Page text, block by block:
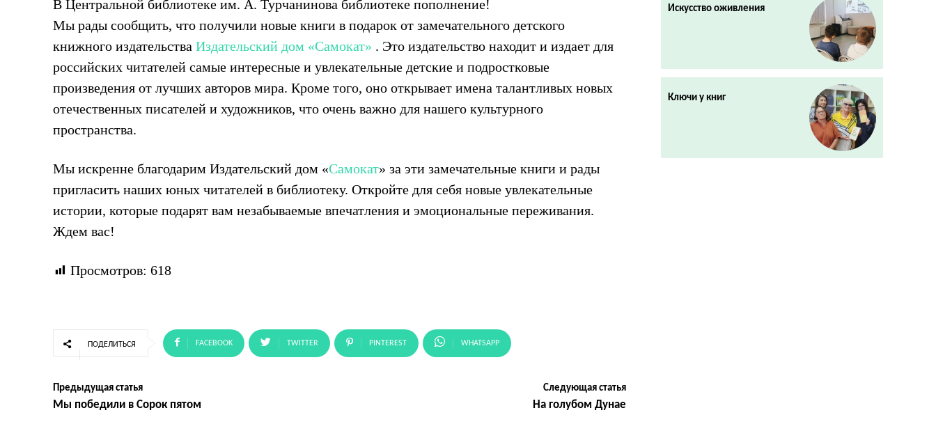
В Центральной библиотеке им. А. Турчанинова библиотеке пополнение!
Мы рады сообщить, что получили новые книги в подарок от замечательного детского
книжного издательства Издательский дом «Самокат» . Это издательство находит и издает для
российских читателей самые интересные и увлекательные детские и подростковые
произведения от лучших авторов мира. Кроме того, оно открывает имена талантливых новых
отечественных писателей и художников, что очень важно для нашего культурного
пространства.
Мы искренне благодарим Издательский дом «Самокат» за эти замечательные книги и рады
пригласить наших юных читателей в библиотеку. Откройте для себя новые увлекательные
истории, которые подарят вам незабываемые впечатления и эмоциональные переживания.
Ждем вас!
Просмотров: 618
ПОДЕЛИТЬСЯ FACEBOOK TWITTER PINTEREST WHATSAPP
Предыдущая статья
Мы победили в Сорок пятом
Следующая статья
На голубом Дунае
Искусство оживления
Ключи у книг